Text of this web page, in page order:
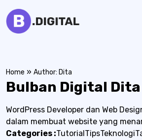
to
content
Bulban
Jasa
Home » Author: Dita
Bulban Digital Dita
WordPress Developer dan Web
dalam membuat website yang
Categories :TutorialTipsTeknologi